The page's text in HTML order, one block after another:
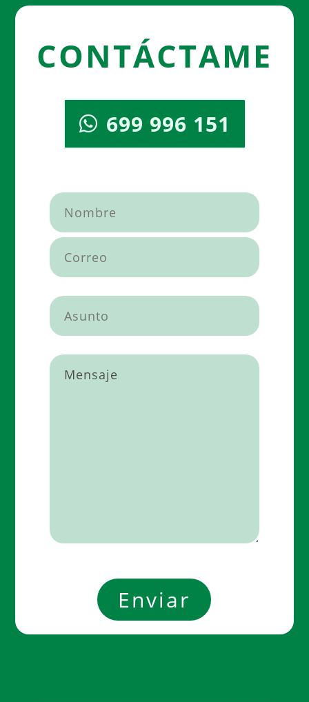
CONTÁCTAME
699 996 151
Por favor, deja este campo vacío.